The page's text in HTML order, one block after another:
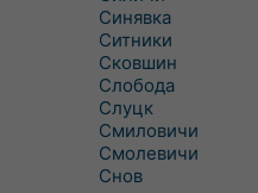
Синявка
Ситники
Сковшин
Слобода
Слуцк
Смиловичи
Смолевичи
Снов